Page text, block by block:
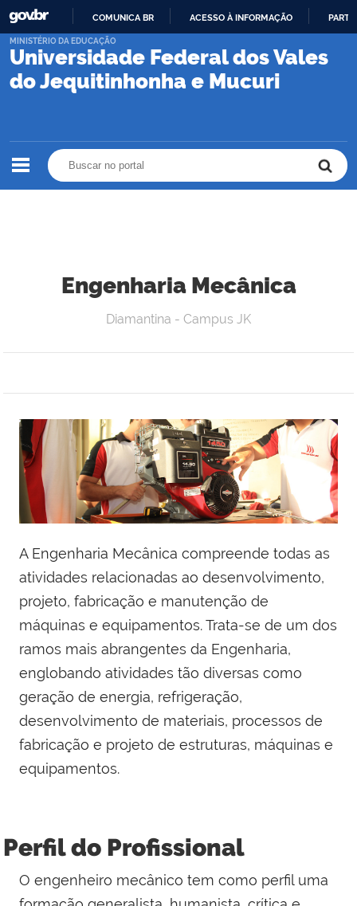
PARA
CONTEÚDO
COMUNICA BR ACESSO À INFORMAÇÃO
Universidade Federal dos Vales
do Jequitinhonha e Mucuri
MINISTÉRIO DA EDUCAÇÃO
Engenharia Mecânica
Diamantina - Campus JK
A Engenharia Mecânica compreende todas as
atividades relacionadas ao desenvolvimento,
projeto, fabricação e manutenção de
máquinas e equipamentos. Trata-se de um dos
ramos mais abrangentes da Engenharia,
englobando atividades tão diversas como
geração de energia, refrigeração,
desenvolvimento de materiais, processos de
fabricação e projeto de estruturas, máquinas e
equipamentos.
Perfil do Profissional
O engenheiro mecânico tem como perfil uma